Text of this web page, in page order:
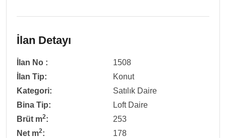
İlan Detayı
İlan No :
1508
İlan Tip:
Konut
Kategori:
Satılık Daire
Bina Tip:
Loft Daire
Brüt m2:
253
Net m2:
178